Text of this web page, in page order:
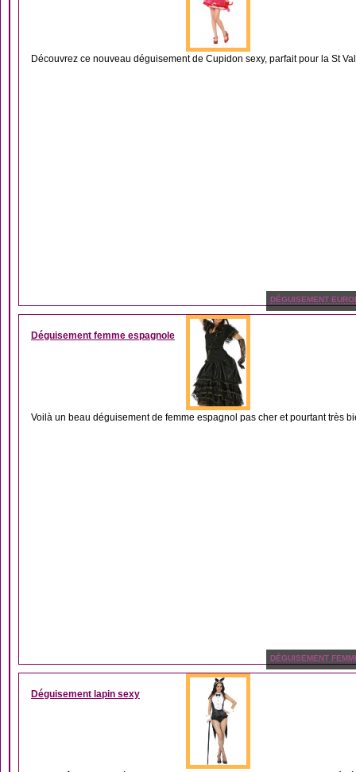
Découvrez ce nouveau déguisement de Cupidon sexy, parfait pour la St
DÉGUISEMENT
Déguisement femme espagnole
Voilà un beau déguisement de femme espagnol pas cher et pourtant très
DÉGUISEMENT
Déguisement lapin sexy